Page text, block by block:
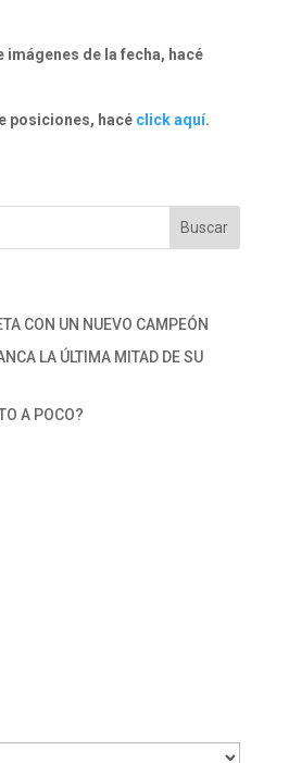
imágenes de la fecha, hacé
posiciones, hacé click aquí.
CON UN NUEVO CAMPEÓN
LA ÚLTIMA MITAD DE SU
A POCO?